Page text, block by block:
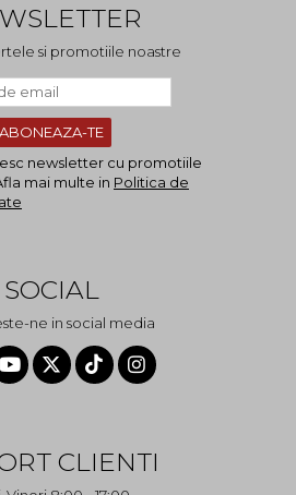
si promotiile noastre
newsletter cu promotiile
mai multe in Politica de
SOCIAL
ne in social media
CLIENTI